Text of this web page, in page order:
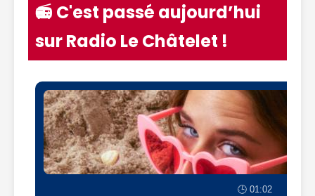
📻 C'est passé aujourd’hui
sur Radio Le Châtelet !
🕒 01:02